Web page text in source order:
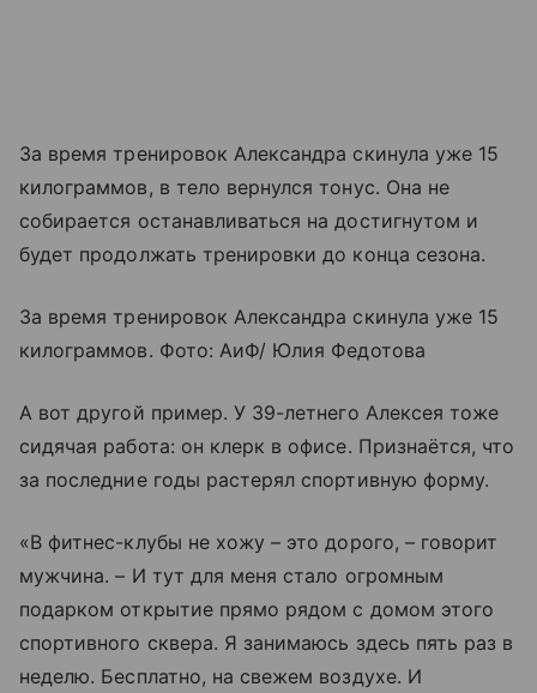
За время тренировок Александра скинула уже 15
килограммов, в тело вернулся тонус. Она не
собирается останавливаться на достигнутом и
будет продолжать тренировки до конца сезона.
За время тренировок Александра скинула уже 15
килограммов. Фото: АиФ/ Юлия Федотова
А вот другой пример. У 39-летнего Алексея тоже
сидячая работа: он клерк в офисе. Признаётся, что
за последние годы растерял спортивную форму.
«В фитнес-клубы не хожу – это дорого, – говорит
мужчина. – И тут для меня стало огромным
подарком открытие прямо рядом с домом этого
спортивного сквера. Я занимаюсь здесь пять раз в
неделю. Бесплатно, на свежем воздухе. И